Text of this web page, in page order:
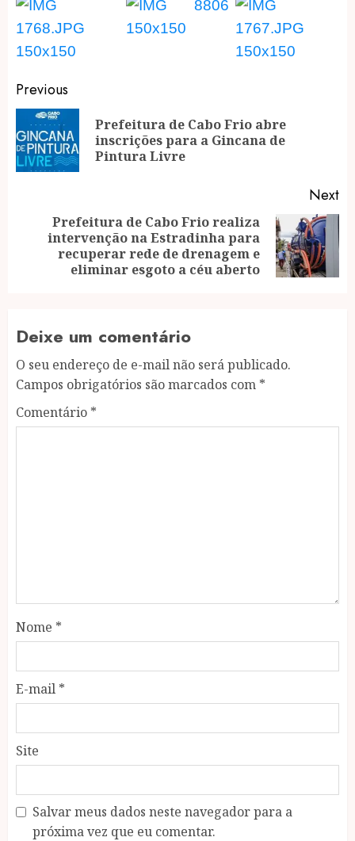
Post
navigation
Previous
Prefeitura de Cabo Frio abre
inscrições para a Gincana de
Pintura Livre
Next
Next
Prefeitura de Cabo Frio realiza
intervenção na Estradinha para
recuperar rede de drenagem e
eliminar esgoto a céu aberto
Deixe um comentário
O seu endereço de e-mail não será publicado.
Campos obrigatórios são marcados com *
Comentário *
Nome *
E-mail *
Site
Salvar meus dados neste navegador para a
próxima vez que eu comentar.